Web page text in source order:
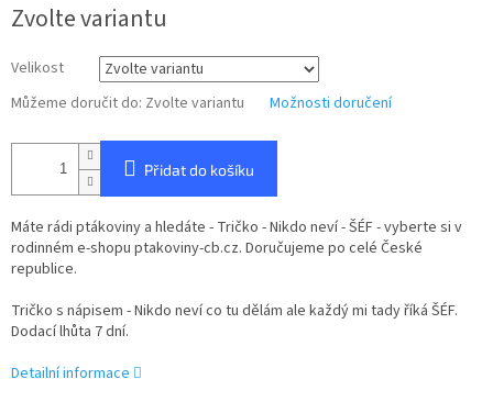
cena:
Zvolte variantu
Velikost
Můžeme doručit do: Zvolte variantu Možnosti doručení
Přidat do košíku
Máte rádi ptákoviny a hledáte - Tričko - Nikdo neví - ŠÉF - vyberte si v
rodinném e-shopu ptakoviny-cb.cz. Doručujeme po celé České
republice.
Tričko s nápisem - Nikdo neví co tu dělám ale každý mi tady říká ŠÉF.
Dodací lhůta 7 dní.
Detailní informace